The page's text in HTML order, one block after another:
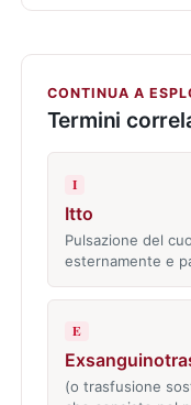
CONTINUA A
Termini
I
Itto
Pulsazione del
esternamente e
E
(o trasfusione